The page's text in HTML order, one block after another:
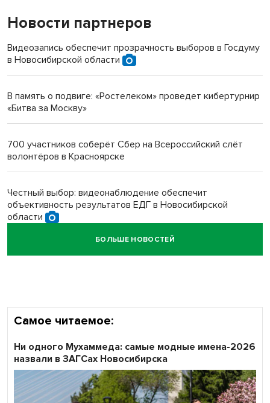
«Мы живём на пастбище!»: в новосибирском селе лошади
терроризируют жителей
Инвалид получил условный срок за избиение врачей
Новости партнеров
Видеозапись обеспечит прозрачность выборов в Госдуму
в Новосибирской области
В память о подвиге: «Ростелеком» проведет кибертурнир
«Битва за Москву»
700 участников соберёт Сбер на Всероссийский слёт
волонтёров в Красноярске
Честный выбор: видеонаблюдение обеспечит
объективность результатов ЕДГ в Новосибирской
области
Кибертанки пошли в бой: «Ростелеком» объявляет
БОЛЬШЕ НОВОСТЕЙ
Самое читаемое:
Ни одного Мухаммеда: самые модные имена-2026
назвали в ЗАГСах Новосибирска